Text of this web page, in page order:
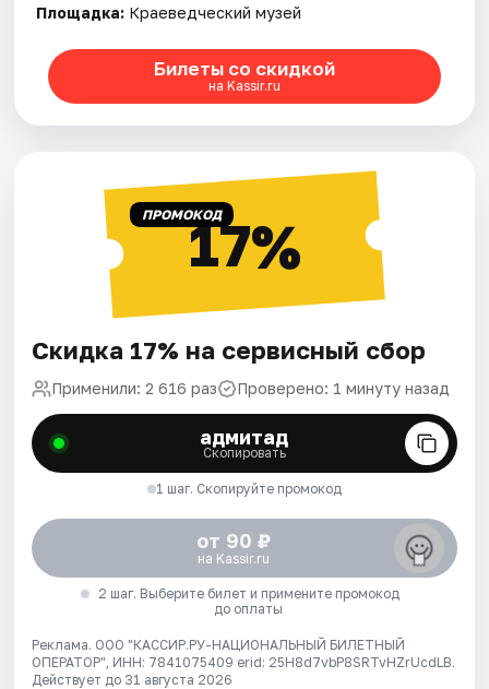
Площадка: Краеведческий музей
Билеты со скидкой
на Kassir.ru
ПРОМОКОД17%
Скидка 17% на сервисный сбор
Применили: 2 616 раз Проверено: 1 минуту назад
адмитад
Скопировать
1 шаг. Скопируйте промокод
от 90 ₽
на Kassir.ru
2 шаг. Выберите билет и примените промокод
до оплаты
Реклама. ООО "КАССИР.РУ-НАЦИОНАЛЬНЫЙ БИЛЕТНЫЙ
ОПЕРАТОР", ИНН: 7841075409 erid: 25H8d7vbP8SRTvHZrUcdLB.
Действует до 31 августа 2026